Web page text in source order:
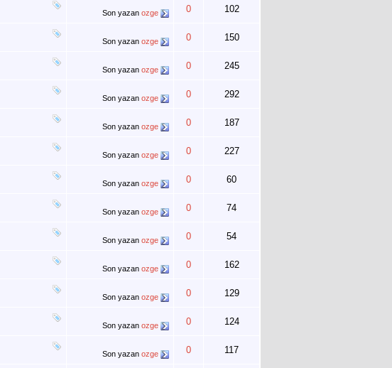
Son yazan ozge 0 102
Son yazan ozge 0 150
Son yazan ozge 0 245
Son yazan ozge 0 292
Son yazan ozge 0 187
Son yazan ozge 0 227
Son yazan ozge 0 60
Son yazan ozge 0 74
Son yazan ozge 0 54
Son yazan ozge 0 162
Son yazan ozge 0 129
Son yazan ozge 0 124
Son yazan ozge 0 117